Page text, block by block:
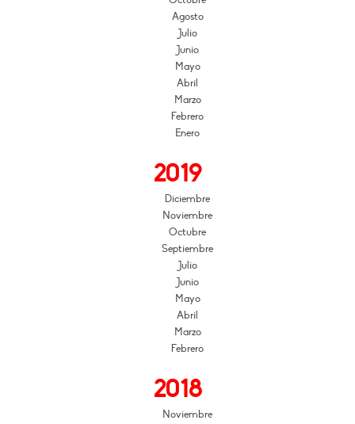
Agosto
Julio
Junio
Mayo
Abril
Marzo
Febrero
Enero
2019
Diciembre
Noviembre
Octubre
Septiembre
Julio
Junio
Mayo
Abril
Marzo
Febrero
2018
Noviembre